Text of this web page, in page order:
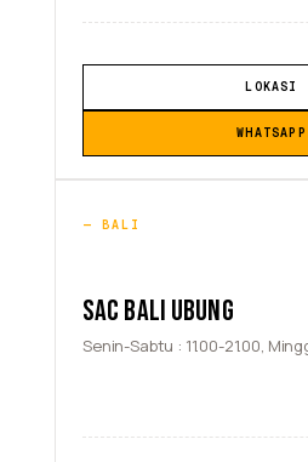
LOKASI
WHATSAPP
BALI
SAC BALI UBUNG
Senin-Sabtu : 11.00-21.00,